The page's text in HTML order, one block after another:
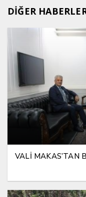
DİĞER
VALİ MAKAS’TAN